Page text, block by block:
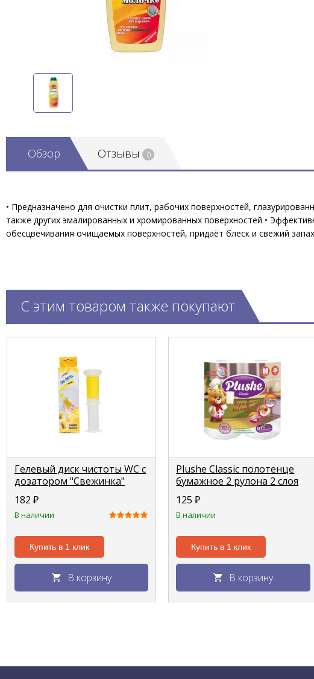
Обзор Отзывы 0
• Предназначено для очистки плит, рабочих поверхностей,
также других эмалированных и хромированных поверхностей •
обесцвечивания очищаемых поверхностей, придаёт блеск и свежий
С этим товаром также покупают
Гелевый диск чистоты WC с
дозатором "Свежинка"
лимон, 6шт
182 ₽
В наличии
Купить в 1 клик
В корзину
Plushe Classic полотенце
бумажное 2 рулона 2 слоя
12м *22см
125₽
В наличии
Купить в 1 клик
В корзину